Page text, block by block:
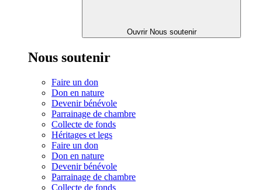
Ouvrir Nous soutenir
Nous soutenir
Faire un don
Don en nature
Devenir bénévole
Parrainage de chambre
Collecte de fonds
Héritages et legs
Faire un don
Don en nature
Devenir bénévole
Parrainage de chambre
Collecte de fonds